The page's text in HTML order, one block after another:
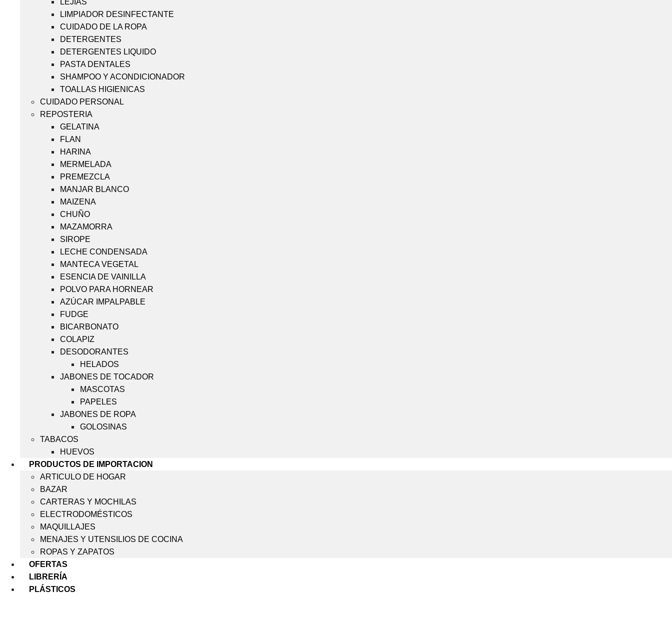
LEJIAS
LIMPIADOR DESINFECTANTE
CUIDADO DE LA ROPA
DETERGENTES
DETERGENTES LIQUIDO
PASTA DENTALES
SHAMPOO Y ACONDICIONADOR
TOALLAS HIGIENICAS
CUIDADO PERSONAL
REPOSTERIA
GELATINA
FLAN
HARINA
MERMELADA
PREMEZCLA
MANJAR BLANCO
MAIZENA
CHUÑO
MAZAMORRA
SIROPE
LECHE CONDENSADA
MANTECA VEGETAL
ESENCIA DE VAINILLA
POLVO PARA HORNEAR
AZÚCAR IMPALPABLE
FUDGE
BICARBONATO
COLAPIZ
DESODORANTES
HELADOS
JABONES DE TOCADOR
MASCOTAS
PAPELES
JABONES DE ROPA
GOLOSINAS
TABACOS
HUEVOS
PRODUCTOS DE IMPORTACION
ARTICULO DE HOGAR
BAZAR
CARTERAS Y MOCHILAS
ELECTRODOMÉSTICOS
MAQUILLAJES
MENAJES Y UTENSILIOS DE COCINA
ROPAS Y ZAPATOS
OFERTAS
LIBRERÍA
PLÁSTICOS